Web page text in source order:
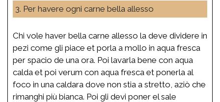
3. Per havere ogni carne bella allesso
Chi vole haver bella carne allesso la deve dividere in
pezi come gli piace et porla a mollo in aqua fresca
per spacio de una ora. Poi lavarla bene con aqua
calda et poi verum con aqua fresca et ponerla al
foco in una caldara dove non stia a stretto, aziò che
rimanghi più bianca. Poi gli devi poner el sale